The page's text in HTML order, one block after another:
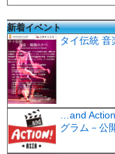
新着イベント
タイ伝統
…and
グラム－公